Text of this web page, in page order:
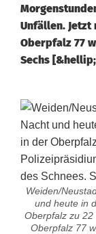
Unfällen.
Oberpfalz 77
Sechs
Weiden/
und heute in
Oberpfalz zu 22
Oberpfalz 77